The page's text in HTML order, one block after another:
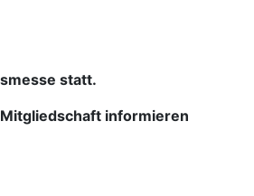
statt.
informieren